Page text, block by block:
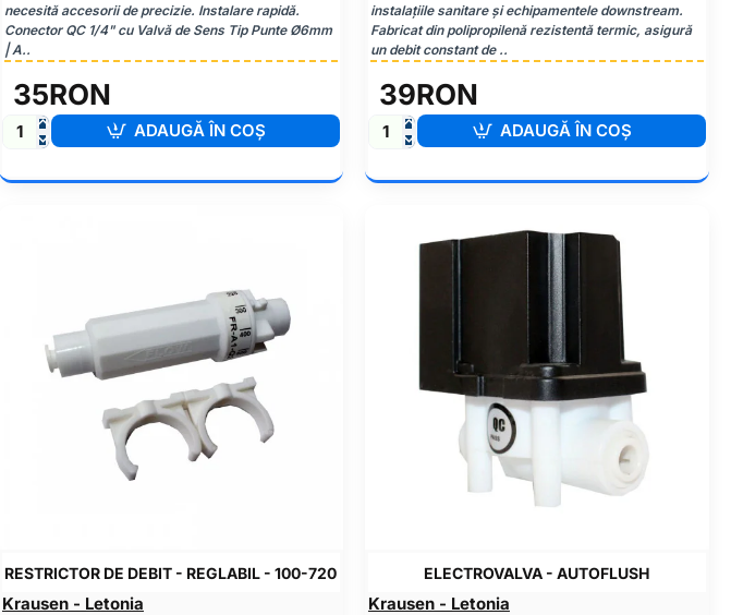
necesită accesorii de precizie. Instalare rapidă.
Conector QC 1/4" cu Valvă de Sens Tip Punte Ø6mm
| A..
35RON
Conector
-
ADAUGĂ ÎN COŞ
instalațiile sanitare și echipamentele downstream.
Fabricat din polipropilenă rezistentă termic, asigură
un debit constant de ..
39RON
Cartuș
Apă
ADAUGĂ ÎN COŞ
Krausen - Letonia
RESTRICTOR DE DEBIT - REGLABIL - 100-720
Krausen - Letonia
ELECTROVALVA - AUTOFLUSH